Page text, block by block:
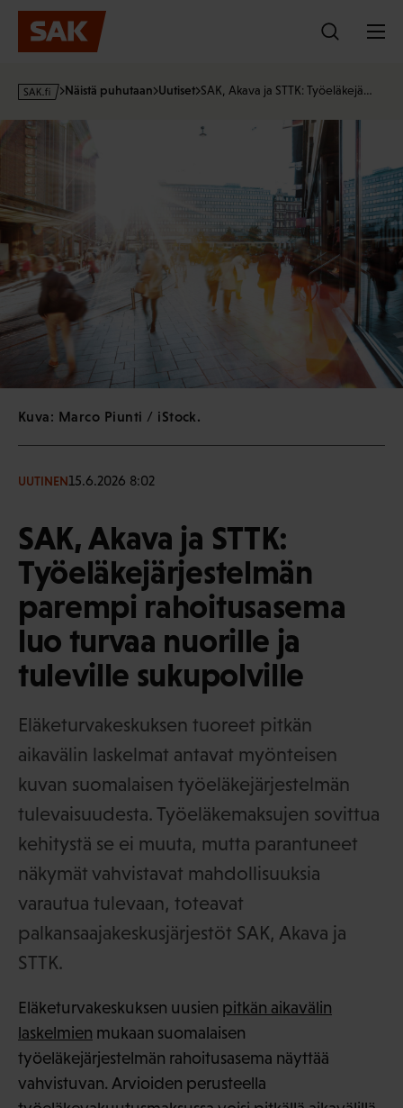
Hyppää
sisältöön
s
Näistä puhutaan Uutiset SAK, Akava ja STTK: Työeläkejä…
Kuva: Marco Piunti / iStock.
UUTINEN15.6.2026 8:02
SAK, Akava ja STTK:
Työeläkejärjestelmän
parempi rahoitusasema
luo turvaa nuorille ja
tuleville sukupolville
Eläketurvakeskuksen tuoreet pitkän
aikavälin laskelmat antavat myönteisen
kuvan suomalaisen työeläkejärjestelmän
tulevaisuudesta. Työeläkemaksujen sovittua
kehitystä se ei muuta, mutta parantuneet
näkymät vahvistavat mahdollisuuksia
varautua tulevaan, toteavat
palkansaajakeskusjärjestöt SAK, Akava ja
STTK.
Eläketurvakeskuksen uusien pitkän aikavälin
laskelmien mukaan suomalaisen
työeläkejärjestelmän rahoitusasema näyttää
vahvistuvan. Arvioiden perusteella